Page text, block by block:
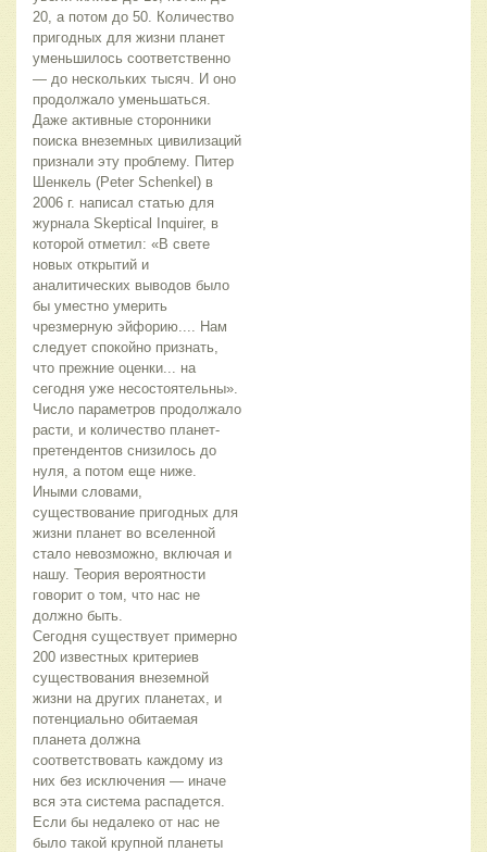
20, а потом до 50. Количество
пригодных для жизни планет
уменьшилось соответственно
— до нескольких тысяч. И оно
продолжало уменьшаться.
Даже активные сторонники
поиска внеземных цивилизаций
признали эту проблему. Питер
Шенкель (Peter Schenkel) в
2006 г. написал статью для
журнала Skeptical Inquirer, в
которой отметил: «В свете
новых открытий и
аналитических выводов было
бы уместно умерить
чрезмерную эйфорию.... Нам
следует спокойно признать,
что прежние оценки... на
сегодня уже несостоятельны».
Число параметров продолжало
расти, и количество планет-
претендентов снизилось до
нуля, а потом еще ниже.
Иными словами,
существование пригодных для
жизни планет во вселенной
стало невозможно, включая и
нашу. Теория вероятности
говорит о том, что нас не
должно быть.
Сегодня существует примерно
200 известных критериев
существования внеземной
жизни на других планетах, и
потенциально обитаемая
планета должна
соответствовать каждому из
них без исключения — иначе
вся эта система распадется.
Если бы недалеко от нас не
было такой крупной планеты